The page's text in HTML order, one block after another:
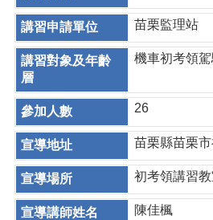
苗栗監理站
機車初考領駕
26
苗栗縣苗栗
初考領講習教
陳佳楓